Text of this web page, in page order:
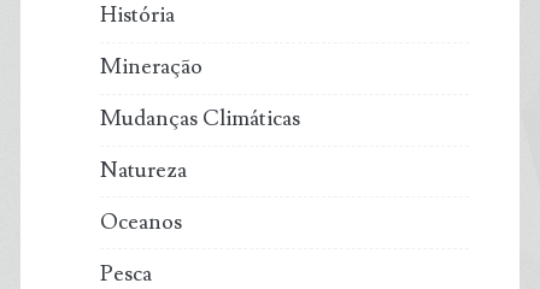
História
Mineração
Mudanças Climáticas
Natureza
Oceanos
Pesca